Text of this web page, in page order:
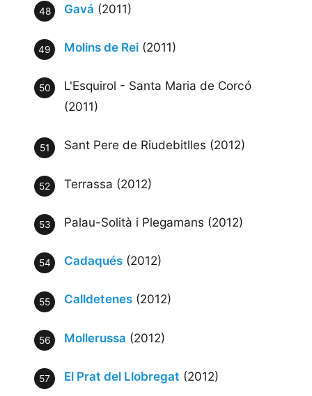
Gavá (2011)
Molins de Rei (2011)
L'Esquirol - Santa Maria de Corcó
(2011)
Sant Pere de Riudebitlles (2012)
Terrassa (2012)
Palau-Solità i Plegamans (2012)
Cadaqués (2012)
Calldetenes (2012)
Mollerussa (2012)
El Prat del Llobregat (2012)